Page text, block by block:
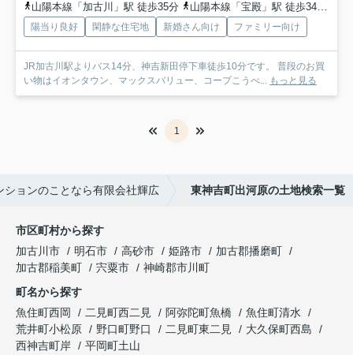
山陽本線「加古川」駅 徒歩35分
山陽本線「宝殿」駅 徒歩34分
陽当り良好 閑静な住宅地 新婚さん向け ファミリー向け
JR加古川駅よりバス14分、神吉新田停下車徒歩10分です。 普段のお買
い物はイオンタウン、マックスバリュー、コープこうべ... もっと見る
1
ョンのことなら有限会社輝広 東神吉町出河原の土地検索一覧
市区町村から探す
加古川市
明石市 高砂市 姫路市
加古郡播磨町
加古郡稲美町
宍粟市
神崎郡市川町
町名から探す
魚住町西岡
二見町西二見 阿弥陀町魚橋
魚住町清水
荒井町小松原
野口町野口 二見町東二見
大久保町西島
西神吉町岸
平岡町土山